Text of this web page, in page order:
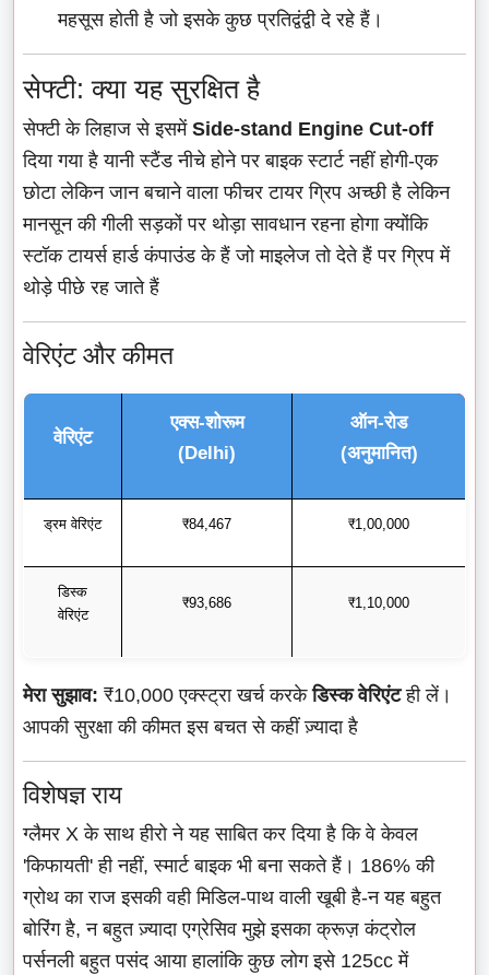
महसूस होती है जो इसके कुछ प्रतिद्वंद्वी दे रहे हैं।
सेफ्टी: क्या यह सुरक्षित है
सेफ्टी के लिहाज से इसमें Side-stand Engine Cut-off
दिया गया है यानी स्टैंड नीचे होने पर बाइक स्टार्ट नहीं होगी-एक
छोटा लेकिन जान बचाने वाला फीचर टायर ग्रिप अच्छी है लेकिन
मानसून की गीली सड़कों पर थोड़ा सावधान रहना होगा क्योंकि
स्टॉक टायर्स हार्ड कंपाउंड के हैं जो माइलेज तो देते हैं पर ग्रिप में
थोड़े पीछे रह जाते हैं
वेरिएंट और कीमत
वेरिएंट
एक्स-शोरूम
(Delhi)
ऑन-रोड
(अनुमानित)
ड्रम वेरिएंट ₹84,467 ₹1,00,000
डिस्क
वेरिएंट
₹93,686 ₹1,10,000
मेरा सुझाव: ₹10,000 एक्स्ट्रा खर्च करकेडिस्क वेरिएंटही लें।
आपकी सुरक्षा की कीमत इस बचत से कहीं ज़्यादा है
विशेषज्ञ राय
ग्लैमर X के साथ हीरो ने यह साबित कर दिया है कि वे केवल
'किफायती' ही नहीं, स्मार्ट बाइक भी बना सकते हैं। 186% की
ग्रोथ का राज इसकी वही मिडिल-पाथ वाली खूबी है-न यह बहुत
बोरिंग है, न बहुत ज़्यादा एग्रेसिव मुझे इसका क्रूज़ कंट्रोल
पर्सनली बहुत पसंद आया हालांकि कुछ लोग इसे 125cc में